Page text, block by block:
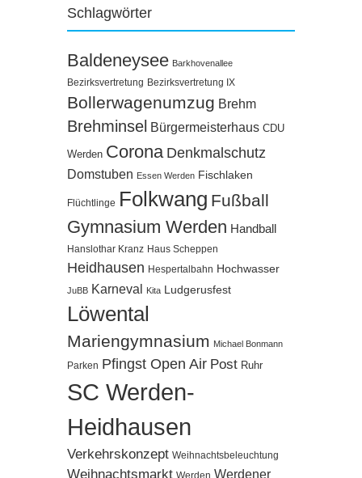
Schlagwörter
Baldeneysee Barkhovenallee
Bezirksvertretung Bezirksvertretung IX
Bollerwagenumzug Brehm
Brehminsel Bürgermeisterhaus CDU
Werden Corona Denkmalschutz
Domstuben Essen Werden Fischlaken
Flüchtlinge Folkwang Fußball
Gymnasium Werden Handball
Hanslothar Kranz Haus Scheppen
Heidhausen Hespertalbahn Hochwasser
JuBB Karneval Kita Ludgerusfest
Löwental
Mariengymnasium Michael Bonmann
Parken Pfingst Open Air Post Ruhr
SC Werden-
Heidhausen
Verkehrskonzept Weihnachtsbeleuchtung
Weihnachtsmarkt Werden Werdener